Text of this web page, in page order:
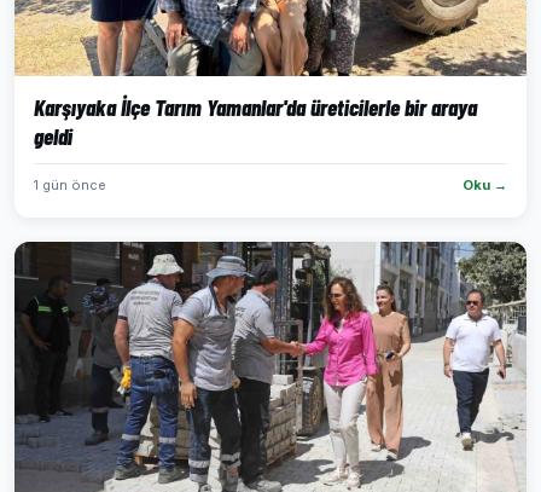
Karşıyaka İlçe Tarım Yamanlar'da üreticilerle bir araya
geldi
1 gün önce Oku →